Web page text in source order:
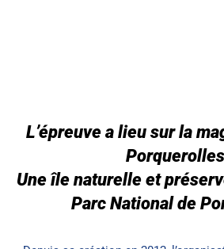
L’épreuve a lieu sur la
Une île naturelle et
Parc National de